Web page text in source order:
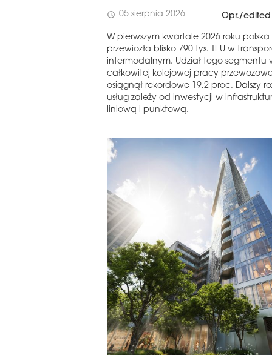
schedule 05 sierpnia 2026 Opr./edited
W pierwszym kwartale 2026 roku polska
przewiozła blisko 790 tys. TEU w
intermodalnym. Udział tego segmentu
całkowitej kolejowej pracy
osiągnął rekordowe 19,2 proc. Dalszy
usług zależy od inwestycji w
liniową i punktową.